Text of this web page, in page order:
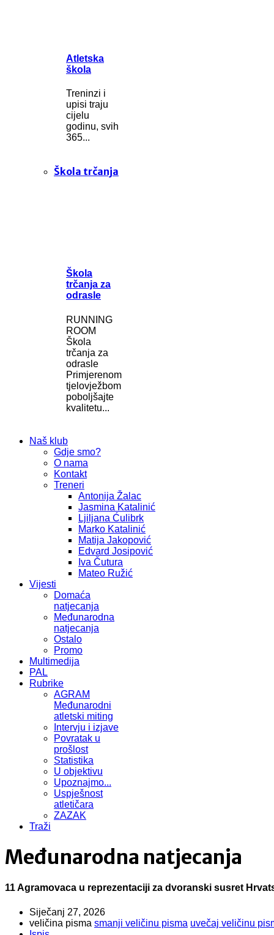
Atletska
škola
Treninzi i
upisi traju
cijelu
godinu, svih
365...
Škola trčanja
Škola
trčanja za
odrasle
RUNNING
ROOM
Škola
trčanja za
odrasle
Primjerenom
tjelovježbom
poboljšajte
kvalitetu...
Naš klub
Gdje smo?
O nama
Kontakt
Treneri
Antonija Žalac
Jasmina Katalinić
Ljiljana Ćulibrk
Marko Katalinić
Matija Jakopović
Edvard Josipović
Iva Čutura
Mateo Ružić
Vijesti
Domaća
natjecanja
Međunarodna
natjecanja
Ostalo
Promo
Multimedija
PAL
Rubrike
AGRAM
Međunarodni
atletski miting
Intervju i izjave
Povratak u
prošlost
Statistika
U objektivu
Upoznajmo...
Uspješnost
atletičara
ZAZAK
Traži
Međunarodna natjecanja
11 Agramovaca u reprezentaciji za dvoranski susret
Siječanj 27, 2026
veličina pisma smanji veličinu pisma uvečaj veličinu